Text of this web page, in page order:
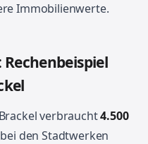
Immobilienwerte.
Rechenbeispiel
verbraucht4.500
den Stadtwerken